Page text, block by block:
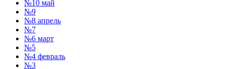
№10 май
№9
№8 апрель
№7
№6 март
№5
№4 февраль
№3